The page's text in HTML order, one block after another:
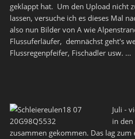
geklappt hat. Um den Upload nicht
lassen, versuche ich es dieses Mal
also nun Bilder von A wie
Flussuferläufer, demnächst geht's
Flussregenpfeifer, Fischadler usw. ...
Juli -
in
zusammen gekommen. Das lag zum